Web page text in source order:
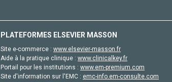
PLATEFORMES ELSEVIER MASSON
Site e-commerce : www.elsevier-masson.fr
Aide à la pratique clinique : www.clinicalkey.fr
Portail pour les institutions : www.em-premium.com
Site d'information sur l'EMC : emc-info.em-consulte.com